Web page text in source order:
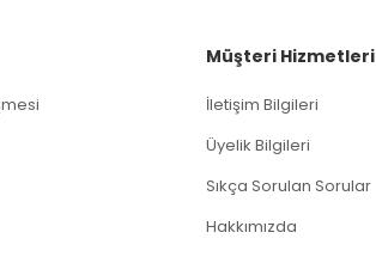
Müşteri Hizmetleri
İletişim Bilgileri
Üyelik Bilgileri
Sıkça Sorulan Sorular
Hakkımızda